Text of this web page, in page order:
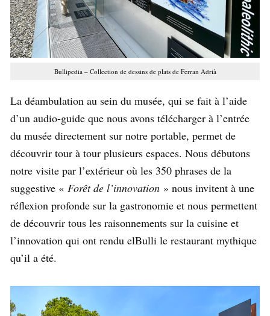
Bullipedia – Collection de dessins de plats de Ferran Adrià
La déambulation au sein du musée, qui se fait à l’aide
d’un audio-guide que nous avons télécharger à l’entrée
du musée directement sur notre portable, permet de
découvrir tour à tour plusieurs espaces. Nous débutons
notre visite par l’extérieur où les 350 phrases de la
suggestive « Forêt de l’innovation » nous invitent à une
réflexion profonde sur la gastronomie et nous permettent
de découvrir tous les raisonnements sur la cuisine et
l’innovation qui ont rendu elBulli le restaurant mythique
qu’il a été.